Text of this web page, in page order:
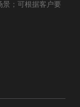
；可根据客户要